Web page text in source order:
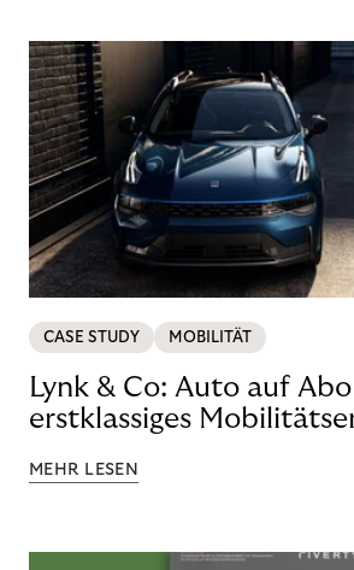
CASE STUDY MOBILITÄT
Lynk & Co: Auto auf
erstklassiges
MEHR LESEN